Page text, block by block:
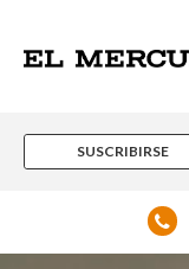
SUSCRIBIRSE